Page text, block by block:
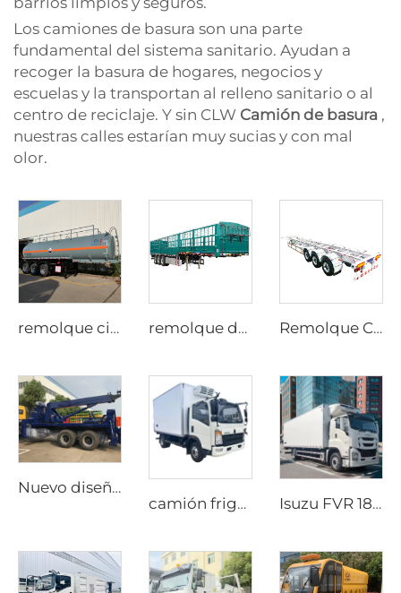
Los camiones de basura son una parte
fundamental del sistema sanitario. Ayudan a
recoger la basura de hogares, negocios y
escuelas y la transportan al relleno sanitario o al
centro de reciclaje. Y sin CLW Camión de basura ,
nuestras calles estarían muy sucias y con mal
olor.
remolque cisterna para ácido clorhídrico al 33%-36% tanques montados para productos químicos en venta remolque de 3 ejes 20 vehículos tipo armazón remolque Clw Remolque CLW Vehicle tipo armazón, remolque comercial para camión
Nuevo diseño de carrocería integrada para grúa remolcadora, camión remolcador giratorio de servicio medio a la venta
camión frigorífico diésel de 5 toneladas, estado nuevo, transmisión manual, furgón refrigerado para transporte de verduras
Isuzu FVR 18 Toneladas Motor Diésel, Camión Refrigerado, Condición Euro5, Reina Hot, Sistema de Enfriamiento Manual, Condición Nueva